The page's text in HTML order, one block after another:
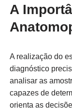
A
A realização do
diagnóstico
analisar as
capazes de
orienta as